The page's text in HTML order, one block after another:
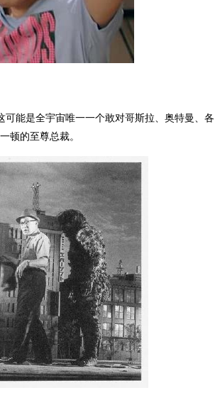
能是全宇宙唯一一个敢对哥斯拉、奥特曼、各
顿的至尊总裁。
南方有乔木 | “科创CP”渐入佳境